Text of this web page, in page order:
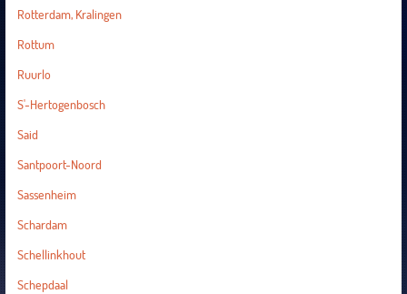
Rotterdam, Kralingen
Rottum
Ruurlo
S'-Hertogenbosch
Said
Santpoort-Noord
Sassenheim
Schardam
Schellinkhout
Schepdaal